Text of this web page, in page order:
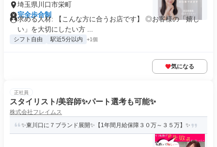
埼玉県川口市栄町
完全歩合制
求める人材: 【こんな方に合うお店です】 ◎お客様の「嬉し
い」を大切にしたい方 ...
シフト自由 駅近5分以内 +1個
気になる
正社員
スタイリスト/美容師✨パート選考も可能✨
株式会社フレイムス
✨東川口に７ブランド展開✨【1年間月給保障３０万～３５万】✨